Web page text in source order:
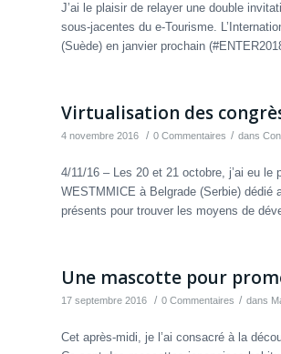
J’ai le plaisir de relayer une double
sous-jacentes du e-Tourisme.
(Suède) en janvier prochain
Virtualisation des
4 novembre 2016 / 0 Commentaires / dans
4/11/16 – Les 20 et 21 octobre, j’ai eu
WESTMMICE à Belgrade (Serbie) dédié
présents pour trouver les moyens de
Une mascotte pour
17 septembre 2016 / 0 Commentaires / dans
Cet après-midi, je l’ai consacré à la